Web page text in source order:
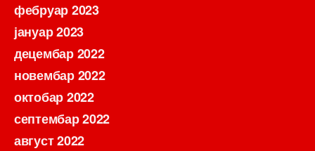
фебруар 2023
јануар 2023
децембар 2022
новембар 2022
октобар 2022
септембар 2022
август 2022